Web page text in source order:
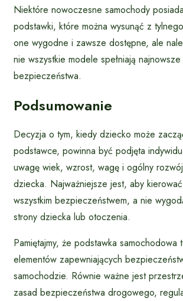
Niektóre nowoczesne samochody
podstawki, które można wysunąć z
one wygodne i zawsze dostępne, ale
nie wszystkie modele spełniają
bezpieczeństwa.
Podsumowanie
Decyzja o tym, kiedy dziecko może
podstawce, powinna być podjęta
uwagę wiek, wzrost, wagę i ogólny
dziecka. Najważniejsze jest, aby
wszystkim bezpieczeństwem, a nie
strony dziecka lub otoczenia.
Pamiętajmy, że podstawka samochodowa
elementów zapewniających
samochodzie. Równie ważne jest
zasad bezpieczeństwa drogowego,